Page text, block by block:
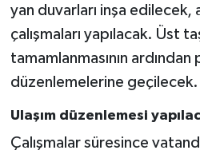
yan duvarları inşa edilecek,
çalışmaları yapılacak. Üst
tamamlanmasının
düzenlemelerine geçilecek.
Ulaşım düzenlemesi
Çalışmalar süresince